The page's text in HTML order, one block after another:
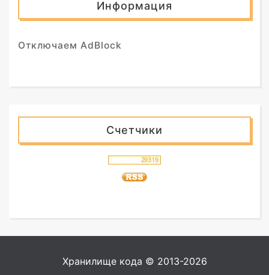
Информация
Отключаем AdBlock
Счетчики
Хранилище кода © 2013-2026